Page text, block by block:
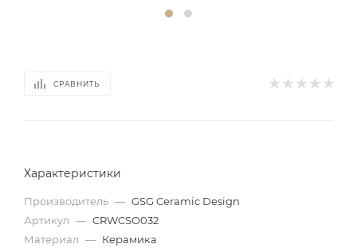
СРАВНИТЬ
Характеристики
Производитель — GSG Ceramic Design
Артикул — CRWCSO032
Материал — Керамика